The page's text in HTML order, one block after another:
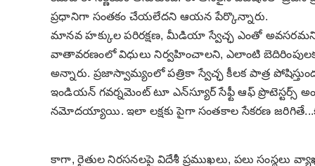
ప్రధానిగా సంతకం చేయలేదని ఆయన పేర్కొన్నారు.
మానవ హక్కుల పరిరక్షణ, మీడియా స్వేచ్ఛ ఎంతో అవసరమని,
వాతావరణంలో విధులు నిర్వహించాలని, ఎలాంటి
అన్నారు. ప్రజాస్వామ్యంలో పత్రికా స్వేచ్ఛ కీలక పాత్ర
ఇండియన్‌ గవర్నమెంట్‌ టూ ఎన్‌స్యూర్‌ సేఫ్టీ ఆఫ్‌ ప్రొటెస్టర్స్‌
నమోదయ్యాయి. ఇలా లక్షకు పైగా సంతకాల సేకరణ
కాగా, రైతుల నిరసనలపై విదేశీ ప్రముఖలు, పలు సంస్థలు